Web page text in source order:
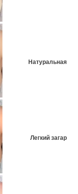
Натуральная
Легкий загар